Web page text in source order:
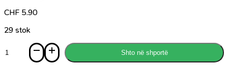
CHF 5.90
29 stok
Ich
Shto në shportë